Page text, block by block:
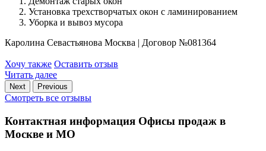
Установка трехстворчатых окон с ламинированием
Уборка и вывоз мусора
Каролина Севастьянова Москва | Договор №081364
Хочу также Оставить отзыв
Читать далее
Next Previous
Смотреть все отзывы
Контактная информация Офисы продаж в
Москве и МО